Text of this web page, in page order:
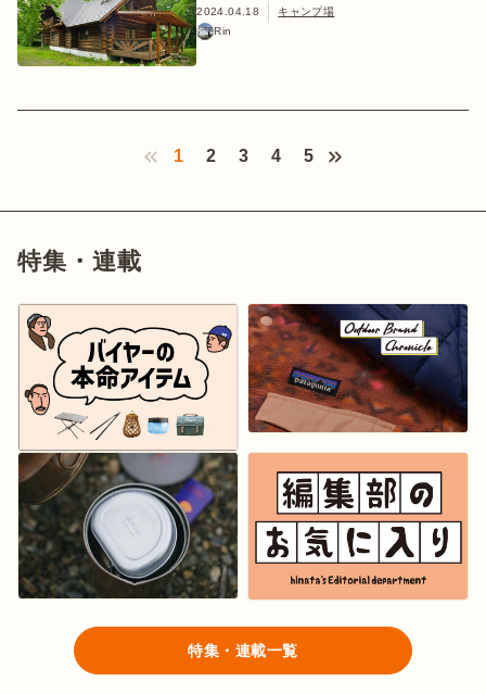
2024.04.18
キャンプ場
Rin
1 2 3 4 5
特集・連載
特集・連載一覧